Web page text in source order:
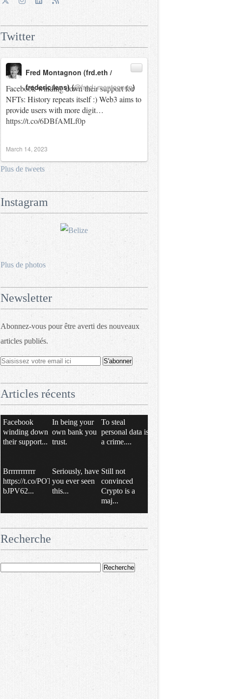
Twitter
Facebook winding down their support for
NFTs: History repeats itself :) Web3 aims to
provide users with more digit…
https://t.co/6DBfAMLf0p
Fred Montagnon (frd.eth /
frederic.lens) (@fred_montagnon)
March 14, 2023
Plus de tweets
Instagram
Plus de photos
Newsletter
Abonnez-vous pour être averti des nouveaux
articles publiés.
Articles récents
Facebook
winding down
their support...
In being your
own bank you
trust.
To steal
personal data is
a crime....
Brrrrrrrrrrr
https://t.co/POT
bJPV62...
Seriously, have
you ever seen
this...
Still not
convinced
Crypto is a
maj...
Recherche